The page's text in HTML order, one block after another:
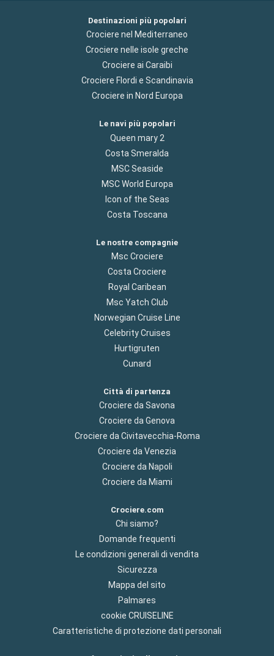
Destinazioni più popolari
Crociere nel Mediterraneo
Crociere nelle isole greche
Crociere ai Caraibi
Crociere Flordi e Scandinavia
Crociere in Nord Europa
Le navi più popolari
Queen mary 2
Costa Smeralda
MSC Seaside
MSC World Europa
Icon of the Seas
Costa Toscana
Le nostre compagnie
Msc Crociere
Costa Crociere
Royal Caribean
Msc Yatch Club
Norwegian Cruise Line
Celebrity Cruises
Hurtigruten
Cunard
Città di partenza
Crociere da Savona
Crociere da Genova
Crociere da Civitavecchia-Roma
Crociere da Venezia
Crociere da Napoli
Crociere da Miami
Crociere.com
Chi siamo?
Domande frequenti
Le condizioni generali di vendita
Sicurezza
Mappa del sito
Palmares
cookie CRUISELINE
Caratteristiche di protezione dati personali